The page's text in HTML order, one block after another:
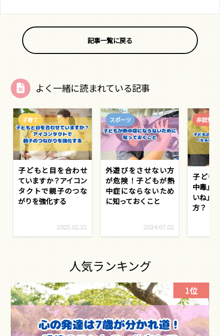
記事一覧に戻る
よく一緒に読まれている記事
子育て
子どもと目を合わせ
ていますか？アイコン
タクトで親子のつな
がりを強化する
2025.02.21
スポーツ
外遊びをさせない方
が危険！子どもが熱
中症にならないため
に知っておくこと
2024.07.02
非認知能
子ども
中毒」
いね」
方？
人気ランキング
1位